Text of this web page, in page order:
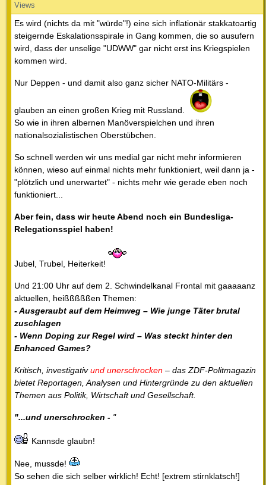
Views
Es wird (nichts da mit "würde"!) eine sich inflationär stakkatoartig
steigernde Eskalationsspirale in Gang kommen, die so ausufern
wird, dass der unselige "UDWW" gar nicht erst ins Kriegspielen
kommen wird.
Nur Deppen - und damit also ganz sicher NATO-Militärs -
glauben an einen großen Krieg mit Russland.
So wie in ihren albernen Manöverspielchen und ihren
nationalsozialistischen Oberstübchen.
So schnell werden wir uns medial gar nicht mehr informieren
können, wieso auf einmal nichts mehr funktioniert, weil dann ja -
"plötzlich und unerwartet" - nichts mehr wie gerade eben noch
funktioniert...
Aber fein, dass wir heute Abend noch ein Bundesliga-
Relegationsspiel haben!
Jubel, Trubel, Heiterkeit!
Und 21:00 Uhr auf dem 2. Schwindelkanal Frontal mit gaaaaanz
aktuellen, heißßßßßen Themen:
- Ausgeraubt auf dem Heimweg – Wie junge Täter brutal
zuschlagen
- Wenn Doping zur Regel wird – Was steckt hinter den
Enhanced Games?
Kritisch, investigativund unerschrocken – das ZDF-Politmagazin
bietet Reportagen, Analysen und Hintergründe zu den aktuellen
Themen aus Politik, Wirtschaft und Gesellschaft.
"...und unerschrocken - "
Kannsde glaubn!
Nee, mussde!
So sehen die sich selber wirklich! Echt! [extrem stirnklatsch!]